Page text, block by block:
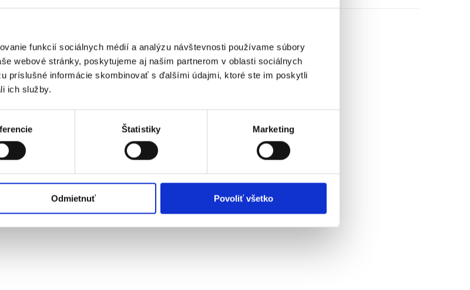
funkcií sociálnych médií a analýzu návštevnosti používame súbory
webové stránky, poskytujeme aj našim partnerom v oblasti sociálnych
príslušné informácie skombinovať s ďalšími údajmi, ktoré ste im poskytli
ich služby.
Štatistiky Marketing
Odmietnuť Povoliť všetko